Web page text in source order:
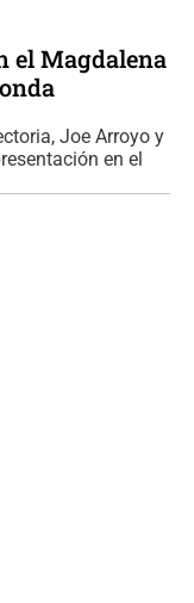
el Magdalena
Joe Arroyo y
en el